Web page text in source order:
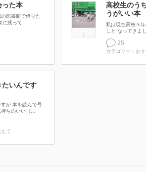
った本
図書館で借りた
残って...
高校生のう
うがいい本
私は現在高校３
しと なってきま
25
カテゴリー：お
たいんです
が 本を読んで号
ちのいい（...
て